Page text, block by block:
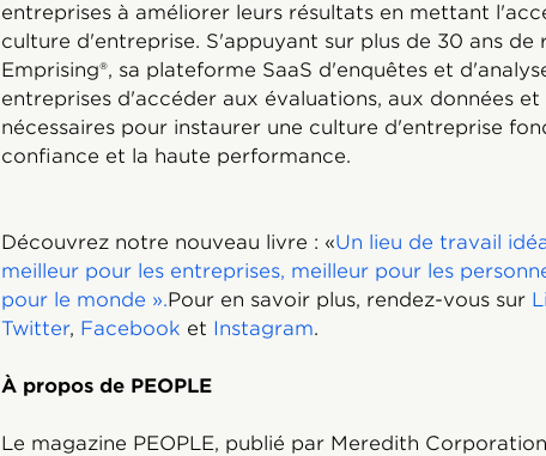
entreprises à améliorer leurs résultats en mettant
culture d'entreprise. S'appuyant sur plus de 30 ans de
Emprising®, sa plateforme SaaS d'enquêtes et
entreprises d'accéder aux évaluations, aux données
nécessaires pour instaurer une culture d'entreprise
confiance et la haute performance.
Découvrez notre nouveau livre : «Un lieu de travail
meilleur pour les entreprises, meilleur pour les
pour le monde ».Pour en savoir plus, rendez-vous sur
Twitter, Facebook et Instagram.
À propos de PEOPLE
Le magazine PEOPLE, publié par Meredith